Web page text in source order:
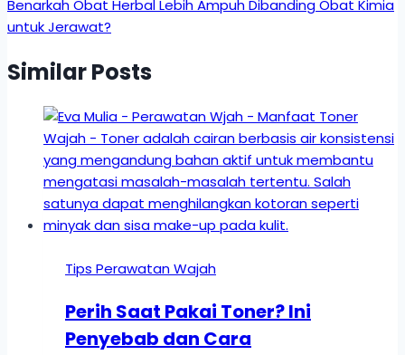
Benarkah Obat Herbal Lebih Ampuh Dibanding Obat Kimia
untuk Jerawat?
Similar Posts
Tips Perawatan Wajah
Perih Saat Pakai Toner? Ini
Penyebab dan Cara